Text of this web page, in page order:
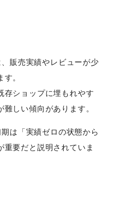
販売実績やレビューが少
。
存ショップに埋もれやす
しい傾向があります。
は「実績ゼロの状態から
要だと説明されていま